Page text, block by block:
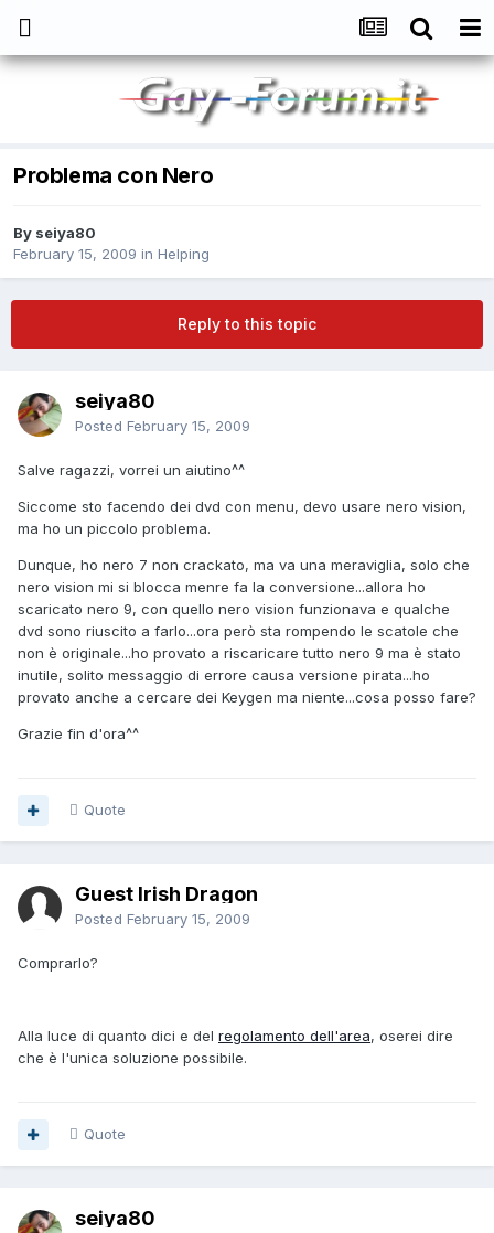
Problema con Nero
By seiya80
February 15, 2009 in Helping
Reply to this topic
seiya80
Posted February 15, 2009
Salve ragazzi, vorrei un aiutino^^
Siccome sto facendo dei dvd con menu, devo usare nero vision,
ma ho un piccolo problema.
Dunque, ho nero 7 non crackato, ma va una meraviglia, solo che
nero vision mi si blocca menre fa la conversione...allora ho
scaricato nero 9, con quello nero vision funzionava e qualche
dvd sono riuscito a farlo...ora però sta rompendo le scatole che
non è originale...ho provato a riscaricare tutto nero 9 ma è stato
inutile, solito messaggio di errore causa versione pirata...ho
provato anche a cercare dei Keygen ma niente...cosa posso fare?
Grazie fin d'ora^^
Quote
Guest Irish Dragon
Posted February 15, 2009
Comprarlo?
Alla luce di quanto dici e del regolamento dell'area, oserei dire
che è l'unica soluzione possibile.
Quote
seiya80